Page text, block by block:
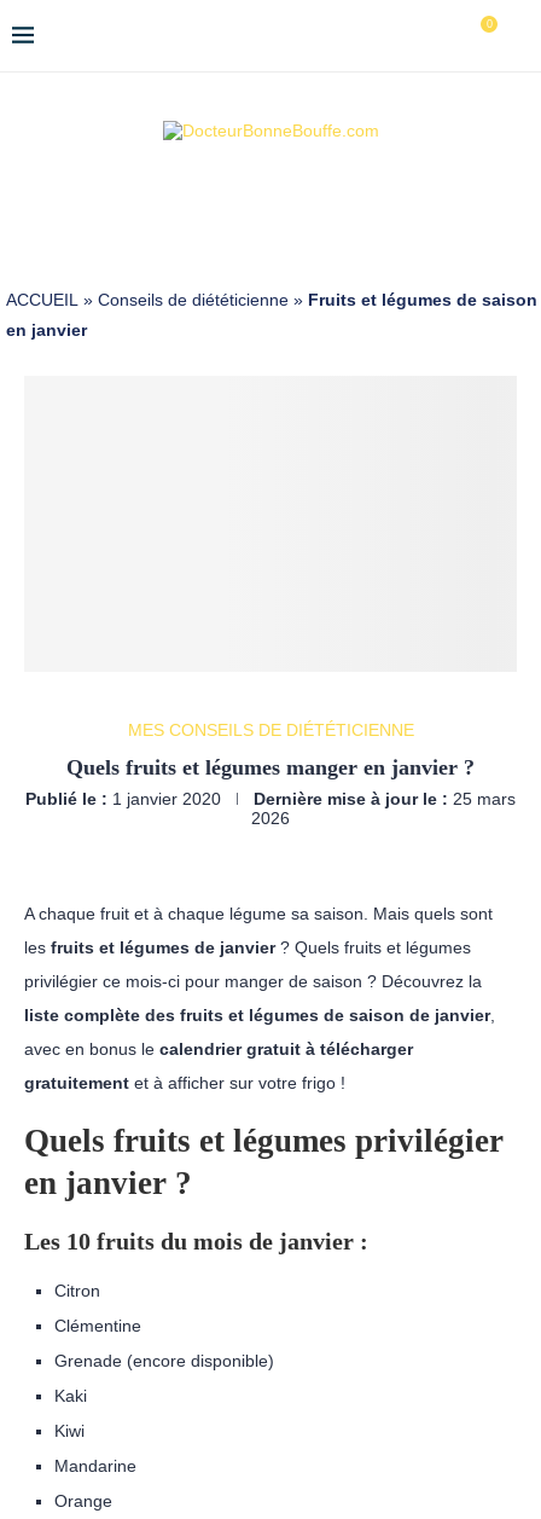
0
ACCUEIL » Conseils de diététicienne » Fruits et légumes de saison
en janvier
MES CONSEILS DE DIÉTÉTICIENNE
Quels fruits et légumes manger en janvier ?
Publié le : 1 janvier 2020 Dernière mise à jour le : 25 mars
2026
A chaque fruit et à chaque légume sa saison. Mais quels sont
les fruits et légumes de janvier? Quels fruits et légumes
privilégier ce mois-ci pour manger de saison ? Découvrez la
liste complète des fruits et légumes de saison de janvier,
avec en bonus le calendrier gratuit à télécharger
gratuitement et à afficher sur votre frigo !
Quels fruits et légumes privilégier
en janvier ?
Les 10 fruits du mois de janvier :
Citron
Clémentine
Grenade (encore disponible)
Kaki
Kiwi
Mandarine
Orange